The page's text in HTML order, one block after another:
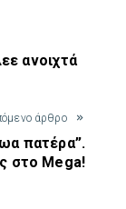
ανοιχτά
άρθρο
πατέρα”.
στο Mega!